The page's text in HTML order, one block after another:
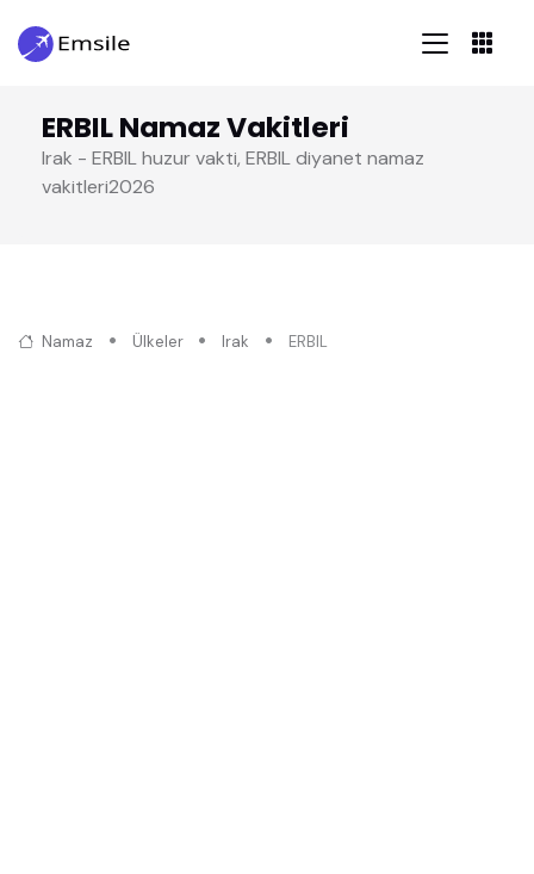
ERBIL Namaz Vakitleri
Irak - ERBIL huzur vakti, ERBIL diyanet namaz
vakitleri2026
Namaz Ülkeler Irak ERBIL